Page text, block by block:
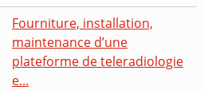
Fourniture, installation,
maintenance d’une
plateforme de teleradiologie
e...